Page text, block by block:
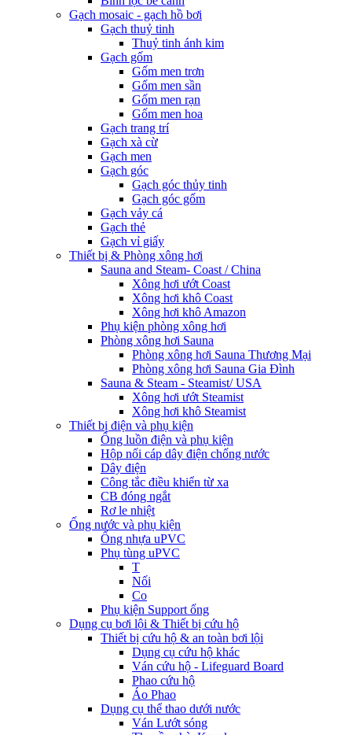
Gạch mosaic - gạch hồ bơi
Gạch thuỷ tinh
Thuỷ tinh ánh kim
Gạch gốm
Gốm men trơn
Gốm men sần
Gốm men rạn
Gốm men hoa
Gạch trang trí
Gạch xà cừ
Gạch men
Gạch góc
Gạch góc thủy tinh
Gạch góc gốm
Gạch vảy cá
Gạch thẻ
Gạch vỉ giấy
Thiết bị & Phòng xông hơi
Sauna and Steam- Coast / China
Xông hơi ướt Coast
Xông hơi khô Coast
Xông hơi khô Amazon
Phụ kiện phòng xông hơi
Phòng xông hơi Sauna
Phòng xông hơi Sauna Thương Mại
Phòng xông hơi Sauna Gia Đình
Sauna & Steam - Steamist/ USA
Xông hơi ướt Steamist
Xông hơi khô Steamist
Thiết bị điện và phụ kiện
Ống luồn điện và phụ kiện
Hộp nối cáp dây điện chống nước
Dây điện
Công tắc điều khiển từ xa
CB đóng ngắt
Rơ le nhiệt
Ống nước và phụ kiện
Ống nhựa uPVC
Phụ tùng uPVC
T
Nối
Co
Phụ kiện Support ống
Dụng cụ bơi lội & Thiết bị cứu hộ
Thiết bị cứu hộ & an toàn bơi lội
Dụng cụ cứu hộ khác
Ván cứu hộ - Lifeguard Board
Phao cứu hộ
Áo Phao
Dụng cụ thể thao dưới nước
Ván Lướt sóng